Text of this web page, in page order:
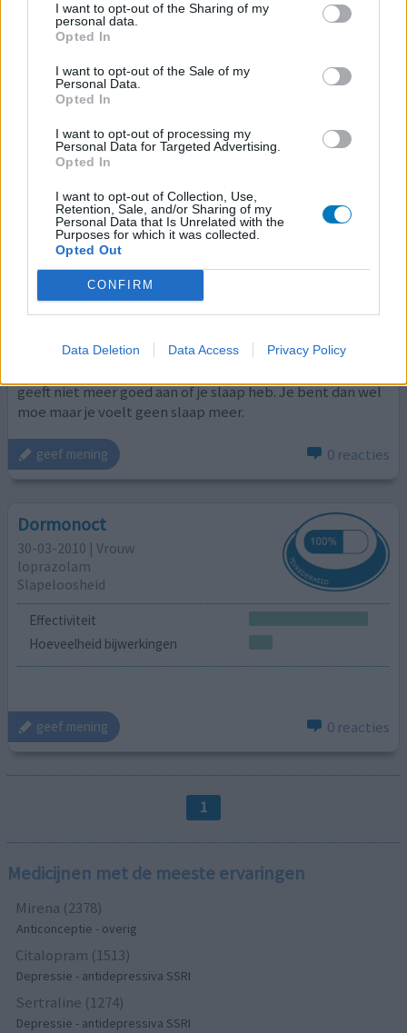
I want to opt-out of the Sharing of my
personal data.
Opted In
I want to opt-out of the Sale of my
Personal Data.
Opted In
I want to opt-out of processing my
Personal Data for Targeted Advertising.
Opted In
I want to opt-out of Collection, Use,
Retention, Sale, and/or Sharing of my
Personal Data that Is Unrelated with the
Purposes for which it was collected.
Opted Out
CONFIRM
Data Deletion Data Access Privacy Policy
[lees meer...]
Dormonoct
31-03-2011 | Vrouw | 50
loprazolam
Slecht inslapen
Effectiviteit
Hoeveelheid bijwerkingen
Ik neem een half tablet om de dag, de ene keer werkt
het direct en soms pas na 1 uur. Slaap er ongeveer 5 tot 6
gemakkelijker terug in slaap. Probeer het nu af te
geeft niet meer goed aan of je slaap heb. Je bent dan wel
moe maar je voelt geen slaap meer.
geef mening 0 reacties
Dormonoct
30-03-2010 | Vrouw
loprazolam
Slapeloosheid
Effectiviteit
Hoeveelheid bijwerkingen
geef mening 0 reacties
1
Medicijnen met de meeste ervaringen
Mirena (2378)
Anticonceptie - overig
Citalopram (1513)
Depressie - antidepressiva SSRI
Sertraline (1274)
Depressie - antidepressiva SSRI